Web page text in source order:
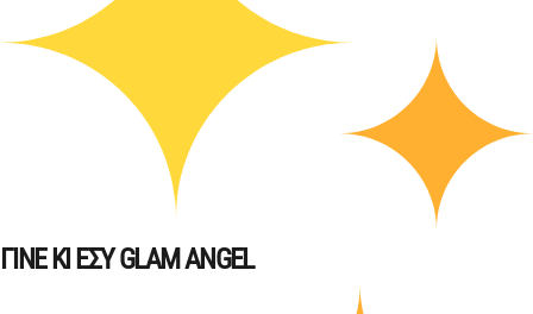
ΓΙΝΕ ΚΙ ΕΣΥ GLAM ANGEL